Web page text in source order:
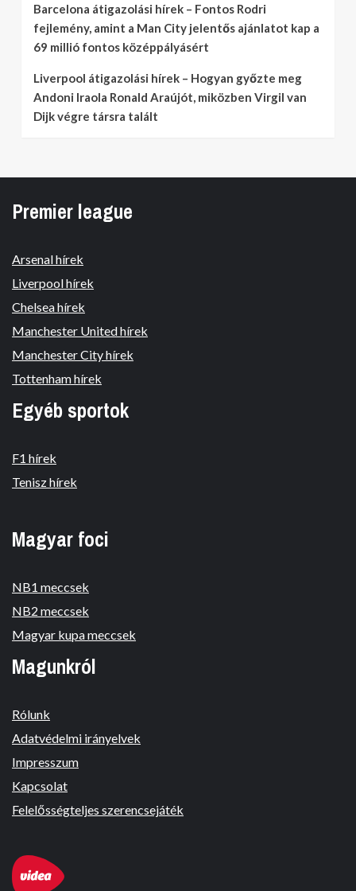
Barcelona átigazolási hírek – Fontos Rodri
fejlemény, amint a Man City jelentős ajánlatot kap a
69 millió fontos középpályásért
Liverpool átigazolási hírek – Hogyan győzte meg
Andoni Iraola Ronald Araújót, miközben Virgil van
Dijk végre társra talált
Premier league
Arsenal hírek
Liverpool hírek
Chelsea hírek
Manchester United hírek
Manchester City hírek
Tottenham hírek
Egyéb sportok
F1 hírek
Tenisz hírek
Magyar foci
NB1 meccsek
NB2 meccsek
Magyar kupa meccsek
Magunkról
Rólunk
Adatvédelmi irányelvek
Impresszum
Kapcsolat
Felelősségteljes szerencsejáték